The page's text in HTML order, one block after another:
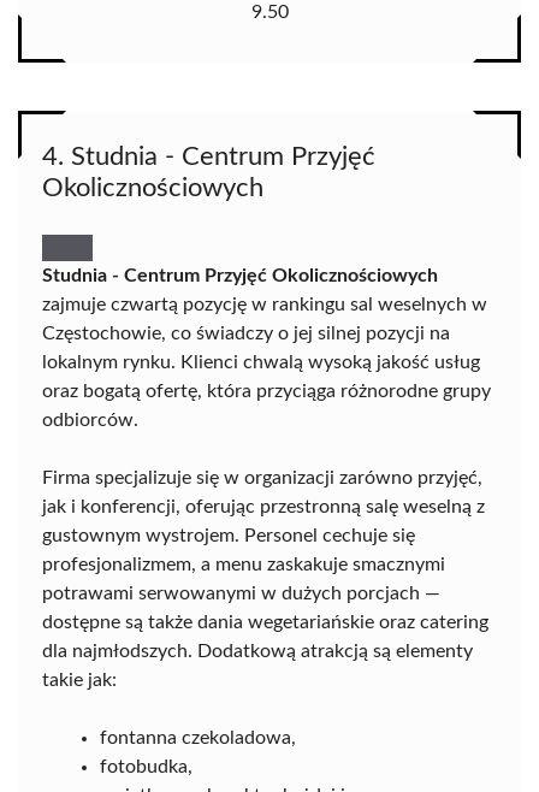
9.50
4. Studnia - Centrum Przyjęć
Okolicznościowych
Studnia - Centrum Przyjęć Okolicznościowych
zajmuje czwartą pozycję w rankingu sal weselnych w
Częstochowie, co świadczy o jej silnej pozycji na
lokalnym rynku. Klienci chwalą wysoką jakość usług
oraz bogatą ofertę, która przyciąga różnorodne grupy
odbiorców.
Firma specjalizuje się w organizacji zarówno przyjęć,
jak i konferencji, oferując przestronną salę weselną z
gustownym wystrojem. Personel cechuje się
profesjonalizmem, a menu zaskakuje smacznymi
potrawami serwowanymi w dużych porcjach —
dostępne są także dania wegetariańskie oraz catering
dla najmłodszych. Dodatkową atrakcją są elementy
takie jak:
fontanna czekoladowa,
fotobudka,